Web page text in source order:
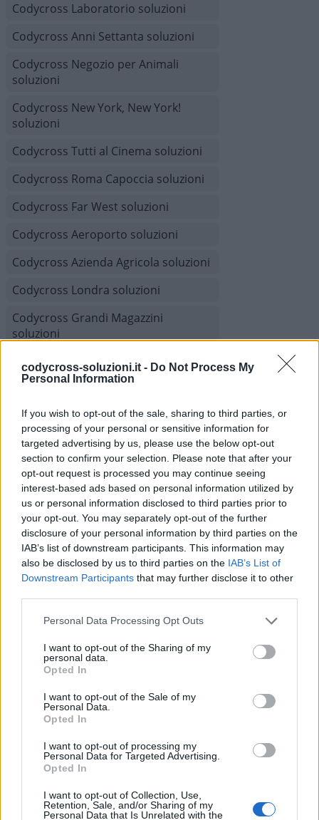
codycross-soluzioni.it - Do Not Process My
Personal Information
If you wish to opt-out of the sale, sharing to third parties, or
processing of your personal or sensitive information for
targeted advertising by us, please use the below opt-out
section to confirm your selection. Please note that after your
opt-out request is processed you may continue seeing
interest-based ads based on personal information utilized by
us or personal information disclosed to third parties prior to
your opt-out. You may separately opt-out of the further
disclosure of your personal information by third parties on the
IAB’s list of downstream participants. This information may
also be disclosed by us to third parties on the IAB’s List of
Downstream Participants that may further disclose it to other
Personal Data Processing Opt Outs
I want to opt-out of the Sharing of my
personal data.
Opted In
I want to opt-out of the Sale of my
Personal Data.
Opted In
I want to opt-out of processing my
Personal Data for Targeted Advertising.
Opted In
I want to opt-out of Collection, Use,
Retention, Sale, and/or Sharing of my
Personal Data that Is Unrelated with the
Codycross Laboratorio soluzioni
Codycross Anni Settanta soluzioni
Codycross Negozio per Animali
soluzioni
Codycross New York, New York!
soluzioni
Codycross Tutti al Cinema soluzioni
Codycross Roma Capoccia soluzioni
Codycross Far West soluzioni
Codycross Aeroporto soluzioni
Codycross Azienda Agricola soluzioni
Codycross Londra soluzioni
Codycross Grandi Magazzini
soluzioni
Codycross Sfilata di Moda soluzioni
Codycross Benvenuti in Giappone
soluzioni
Codycross Auditorium soluzioni
Codycross Studi televisivi soluzioni
Codycross Casa Dolce Casa soluzioni
Codycross In crociera soluzioni
Codycross Grecia soluzioni
Codycross Com’è Piccolo il Mondo!
Codycross Viaggio in Treno soluzioni
Codycross A tutta acqua soluzioni
Codycross Tour del Brasile soluzioni
Codycross Anni Ottanta soluzioni
Codycross Alle terme soluzioni